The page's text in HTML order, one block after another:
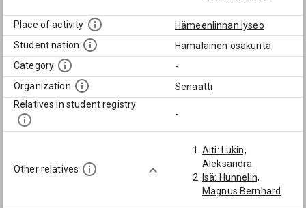
Place of activity
Hämeenlinnan lyseo
Student nation
Hämäläinen osakunta
Category
-
Organization
Senaatti
Relatives in student registry
-
Other relatives
Äiti: Lukin,
Aleksandra
Isä: Hunnelin,
Magnus Bernhard